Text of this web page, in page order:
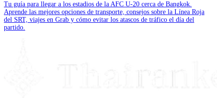
Tu guía para llegar a los estadios de la AFC U-20 cerca de Bangkok.
Aprende las mejores opciones de transporte, consejos sobre la Línea Roja
del SRT, viajes en Grab y cómo evitar los atascos de tráfico el día del
partido.